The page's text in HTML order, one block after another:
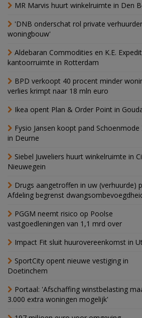
MR Marvis huurt winkelruimte in Den
'DNB onderschat rol private
woningbouw'
Aldebaran Commodities en K.E.
kantoorruimte in Rotterdam
BPD verkoopt 40 procent minder
verlies krimpt naar 18 mln euro
Ikea opent Plan & Order Point in
Fysio Jansen koopt pand Schoenmode
in Deurne
Siebel Juweliers huurt winkelruimte in
Nieuwegein
Drugs aangetroffen in uw (verhuurde)
Afdeling begrenst
PGGM neemt risico op Poolse
vastgoedleningen van 1,1 mrd over
Impact Fit sluit huurovereenkomst in
SportCity opent nieuwe vestiging in
Doetinchem
Portaal: 'Afschaffing winstbelasting
3.000 extra woningen mogelijk'